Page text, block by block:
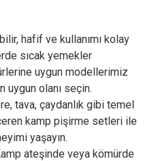
hafif ve kullanımı kolay
sıcak yemekler
uygun modellerimiz
uygun olanı seçin.
tava, çaydanlık gibi temel
kamp pişirme setleri ile
yaşayın.
ateşinde veya kömürde